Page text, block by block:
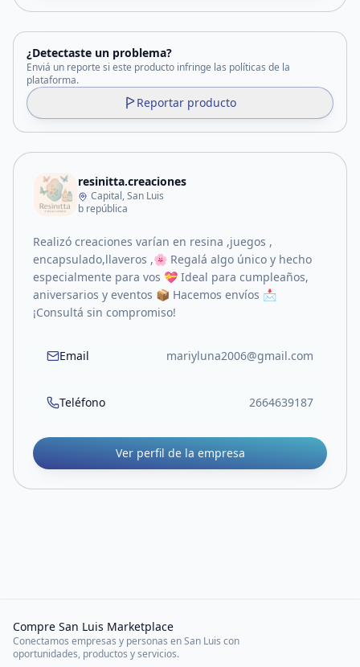
¿Detectaste un problema?
Enviá un reporte si este producto infringe las políticas de la
plataforma.
Reportar producto
resinitta.creaciones
Capital, San Luis
b república
Realizó creaciones varían en resina ,juegos ,
encapsulado,llaveros ,🌸 Regalá algo único y hecho
especialmente para vos 💝 Ideal para cumpleaños,
aniversarios y eventos 📦 Hacemos envíos 📩
¡Consultá sin compromiso!
Email mariyluna2006@gmail.com
Teléfono 2664639187
Ver perfil de la empresa
Compre San Luis Marketplace
Conectamos empresas y personas en San Luis con
oportunidades, productos y servicios.